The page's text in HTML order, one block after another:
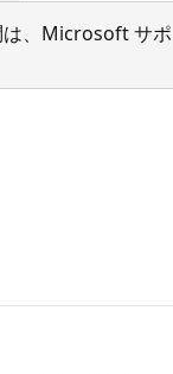
は、Microsoft サ